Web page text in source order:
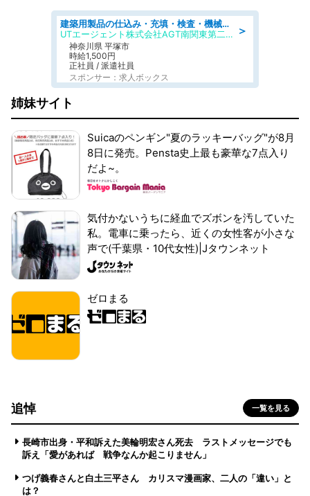
＞
建築用製品の仕込み・充填・検査・機械操作/寮完備/日払い/工場・製造
UTエージェント株式会社AGT南関東第二CU
神奈川県 平塚市
時給1,500円
正社員 / 派遣社員
スポンサー：求人ボックス
姉妹サイト
Suicaのペンギン"夏のラッキーバッグ"が8月
8日に発売。Pensta史上最も豪華な7点入り
だよ~。
気付かないうちに経血でズボンを汚していた
私。電車に乗ったら、近くの女性客が小さな
声で(千葉県・10代女性)|Jタウンネット
ゼロまる
追悼 一覧を見る
長崎市出身・平和訴えた美輪明宏さん死去 ラストメッセージでも
訴え「愛があれば 戦争なんか起こりません」
つげ義春さんと白土三平さん カリスマ漫画家、二人の「違い」と
は？